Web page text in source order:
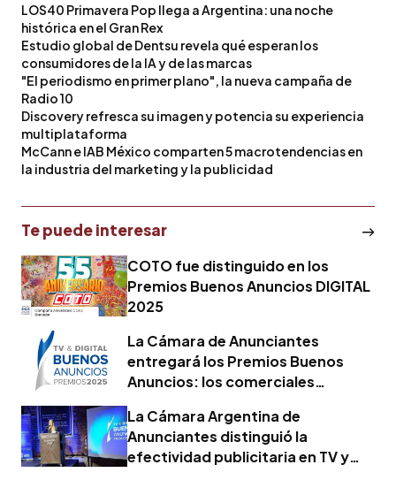
LOS40 Primavera Pop llega a Argentina: una noche
histórica en el Gran Rex
Estudio global de Dentsu revela qué esperan los
consumidores de la IA y de las marcas
"El periodismo en primer plano", la nueva campaña de
Radio 10
Discovery refresca su imagen y potencia su experiencia
multiplataforma
McCann e IAB México comparten 5 macrotendencias en
la industria del marketing y la publicidad
Te puede interesar
COTO fue distinguido en los
Premios Buenos Anuncios DIGITAL
2025
La Cámara de Anunciantes
entregará los Premios Buenos
Anuncios: los comerciales
La Cámara Argentina de
Anunciantes distinguió la
efectividad publicitaria en TV y